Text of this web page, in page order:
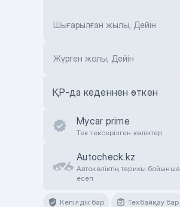
Шығарылған жылы, Дейін
Жүрген жолы, Дейін
ҚР-да кеденнен өткен
Mycar prime
Тек тексерілген көліктер
Autocheck.kz
Автокөліктің тарихы бойынша
есеп
Кепілдік бар Техбайқау бар